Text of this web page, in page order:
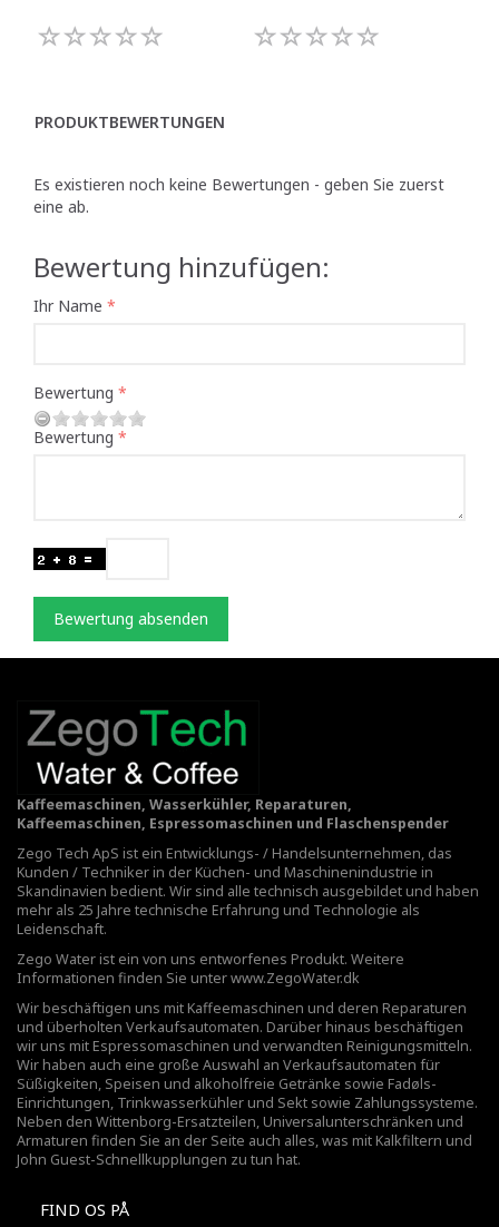
PRODUKTBEWERTUNGEN
Es existieren noch keine Bewertungen - geben Sie zuerst
eine ab.
Bewertung hinzufügen:
Ihr Name
Bewertung
Bewertung
Bewertung absenden
Kaffeemaschinen, Wasserkühler, Reparaturen,
Kaffeemaschinen, Espressomaschinen und Flaschenspender
Zego Tech ApS ist ein Entwicklungs- / Handelsunternehmen, das
Kunden / Techniker in der Küchen- und Maschinenindustrie in
Skandinavien bedient. Wir sind alle technisch ausgebildet und haben
mehr als 25 Jahre technische Erfahrung und Technologie als
Leidenschaft.
Zego Water ist ein von uns entworfenes Produkt. Weitere
Informationen finden Sie unterwww.ZegoWater.dk
Wir beschäftigen uns mit Kaffeemaschinen und deren Reparaturen
und überholten Verkaufsautomaten. Darüber hinaus beschäftigen
wir uns mit Espressomaschinen und verwandten Reinigungsmitteln.
Wir haben auch eine große Auswahl an Verkaufsautomaten für
Süßigkeiten, Speisen und alkoholfreie Getränke sowie Fadøls-
Einrichtungen, Trinkwasserkühler und Sekt sowie Zahlungssysteme.
Neben den Wittenborg-Ersatzteilen, Universalunterschränken und
Armaturen finden Sie an der Seite auch alles, was mit Kalkfiltern und
John Guest-Schnellkupplungen zu tun hat.
FIND OS PÅ